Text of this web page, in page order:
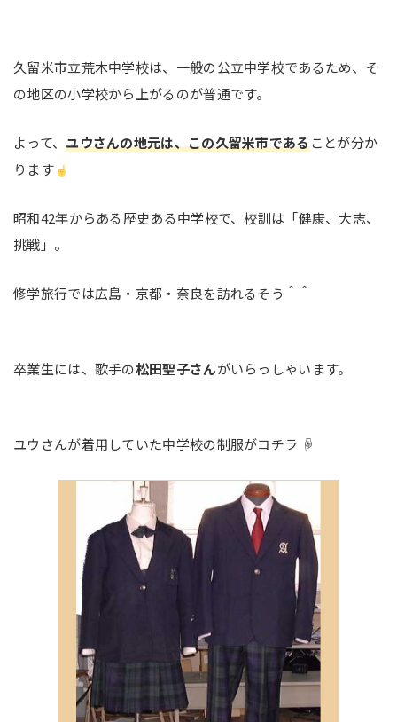
久留米市立荒木中学校は、一般の公立中学校であるため、そ
の地区の小学校から上がるのが普通です。
よって、ユウさんの地元は、この久留米市であることが分か
ります
昭和42年からある歴史ある中学校で、校訓は「健康、大志、
挑戦」。
修学旅行では広島・京都・奈良を訪れるそう＾＾
卒業生には、歌手の松田聖子さんがいらっしゃいます。
ユウさんが着用していた中学校の制服がコチラ ☟